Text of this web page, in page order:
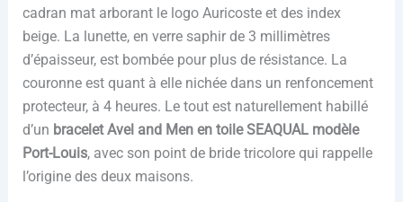
cadran mat arborant le logo Auricoste et des index
beige. La lunette, en verre saphir de 3 millimètres
d’épaisseur, est bombée pour plus de résistance. La
couronne est quant à elle nichée dans un renfoncement
protecteur, à 4 heures. Le tout est naturellement habillé
d’un bracelet Avel and Men en toile SEAQUAL modèle
Port-Louis, avec son point de bride tricolore qui rappelle
l’origine des deux maisons.